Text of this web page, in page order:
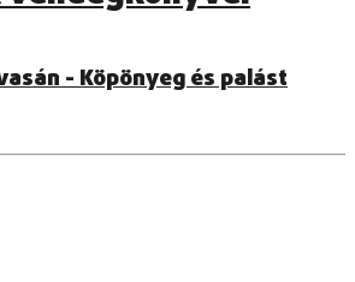
- Köpönyeg és palást